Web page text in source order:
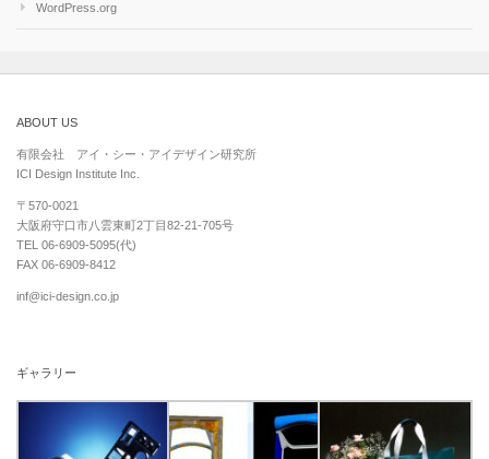
WordPress.org
ABOUT US
有限会社 アイ・シー・アイデザイン研究所
ICI Design Institute Inc.
〒570-0021
大阪府守口市八雲東町2丁目82-21-705号
TEL 06-6909-5095(代)
FAX 06-6909-8412
inf@ici-design.co.jp
ギャラリー